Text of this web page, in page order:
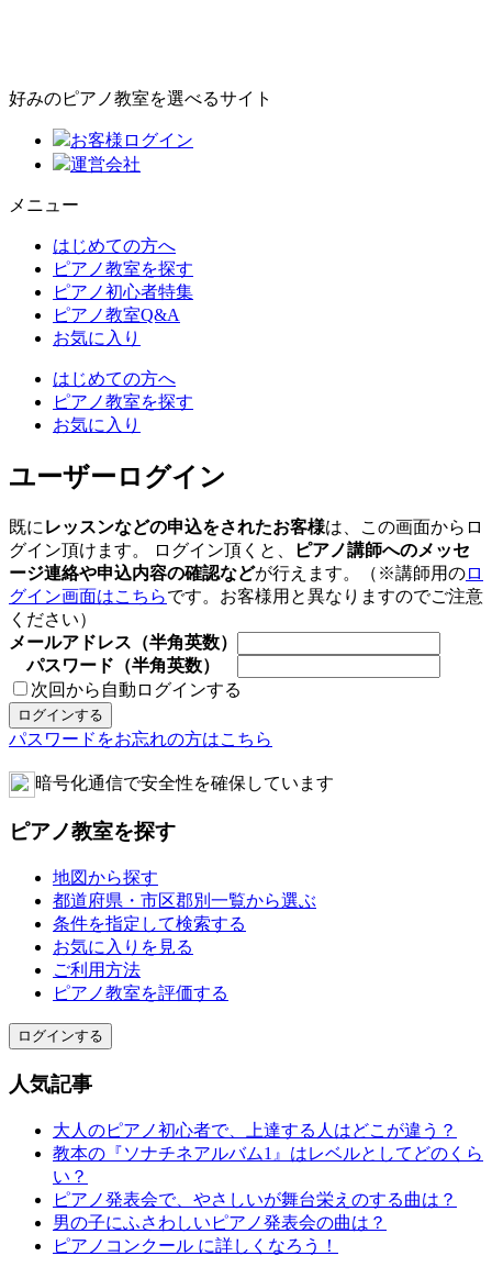
好みのピアノ教室を選べるサイト
お客様ログイン
運営会社
メニュー
はじめての方へ
ピアノ教室を探す
ピアノ初心者特集
ピアノ教室Q&A
お気に入り
はじめての方へ
ピアノ教室を探す
お気に入り
ユーザーログイン
既に レッスンなどの申込をされたお客様は、この画面からロ
グイン頂けます。 ログイン頂くと、
ピアノ講師へのメッセ
ージ連絡や申込内容の確認などが行えます。（※講師用のロ
グイン画面はこちらです。お客様用と異なりますのでご注意
ください）
メールアドレス（半角英数）
パスワード（半角英数）
次回から自動ログインする
パスワードをお忘れの方はこちら
暗号化通信で安全性を確保しています
ピアノ教室を探す
地図から探す
都道府県・市区郡別一覧から選ぶ
条件を指定して検索する
お気に入りを見る
ご利用方法
ピアノ教室を評価する
ログインする
人気記事
大人のピアノ初心者で、上達する人はどこが違う？
教本の『ソナチネアルバム1』はレベルとしてどのくら
い？
ピアノ発表会で、やさしいが舞台栄えのする曲は？
男の子にふさわしいピアノ発表会の曲は？
ピアノコンクール に詳しくなろう！